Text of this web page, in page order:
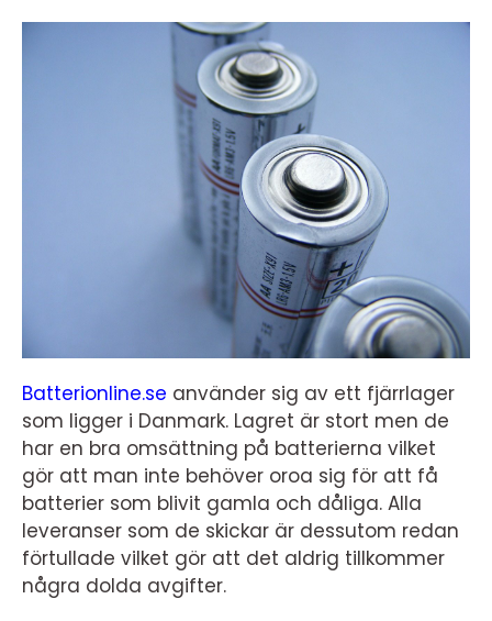
Batterionline.se använder sig av ett fjärrlager
som ligger i Danmark. Lagret är stort men de
har en bra omsättning på batterierna vilket
gör att man inte behöver oroa sig för att få
batterier som blivit gamla och dåliga. Alla
leveranser som de skickar är dessutom redan
förtullade vilket gör att det aldrig tillkommer
några dolda avgifter.